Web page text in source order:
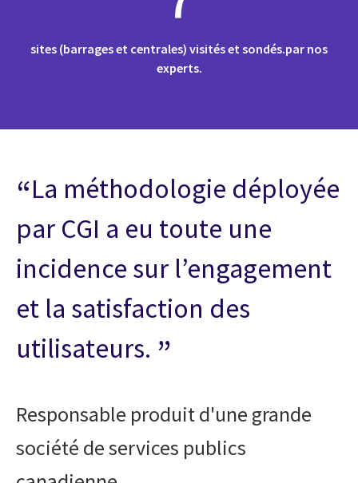
sites (barrages et centrales) visités et sondés.par nos
experts.
La méthodologie déployée
par CGI a eu toute une
incidence sur l’engagement
et la satisfaction des
utilisateurs.
Responsable produit d'une grande
société de services publics